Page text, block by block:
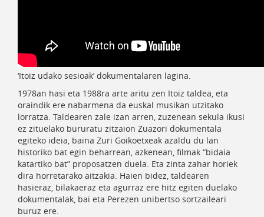
‘Itoiz udako sesioak’ dokumentalaren lagina.
1978an hasi eta 1988ra arte aritu zen Itoiz taldea, eta
oraindik ere nabarmena da euskal musikan utzitako
lorratza. Taldearen zale izan arren, zuzenean sekula ikusi
ez zituelako bururatu zitzaion Zuazori dokumentala
egiteko ideia, baina Zuri Goikoetxeak azaldu du lan
historiko bat egin beharrean, azkenean, filmak “bidaia
katartiko bat” proposatzen duela. Eta zinta zahar horiek
dira horretarako aitzakia. Haien bidez, taldearen
hasieraz, bilakaeraz eta agurraz ere hitz egiten duelako
dokumentalak, bai eta Perezen unibertso sortzaileari
buruz ere.